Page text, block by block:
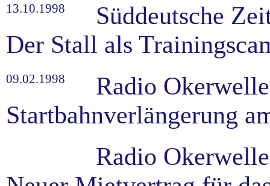
13.10.1998
Süddeutsche
Der Stall als
09.02.1998
Radio
Startbahnverlängerung
Radio